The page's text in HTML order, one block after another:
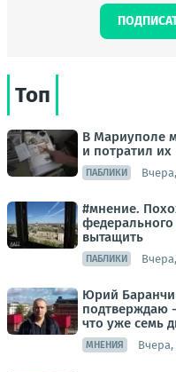
Топ
В Мариуполе
и потратил их
ПАБЛИКИ
#мнение.
вытащить
ПАБЛИКИ
Юрий
подтверждаю
что уже семь
МНЕНИЯ Вчера,